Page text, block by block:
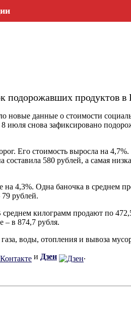
подорожавших продуктов в
новые данные о стоимости
июля снова зафиксировано
Его стоимость выросла на
580 рублей, а самая
4,3%. Одна баночка в среднем
рублей.
килограмм продают по
– в 874,7 рубля.
воды, отопления и вывоза
и Дзен .